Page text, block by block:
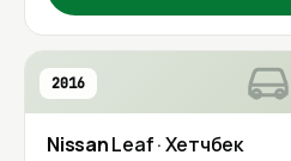
2016
NissanLeaf· Хетчбек